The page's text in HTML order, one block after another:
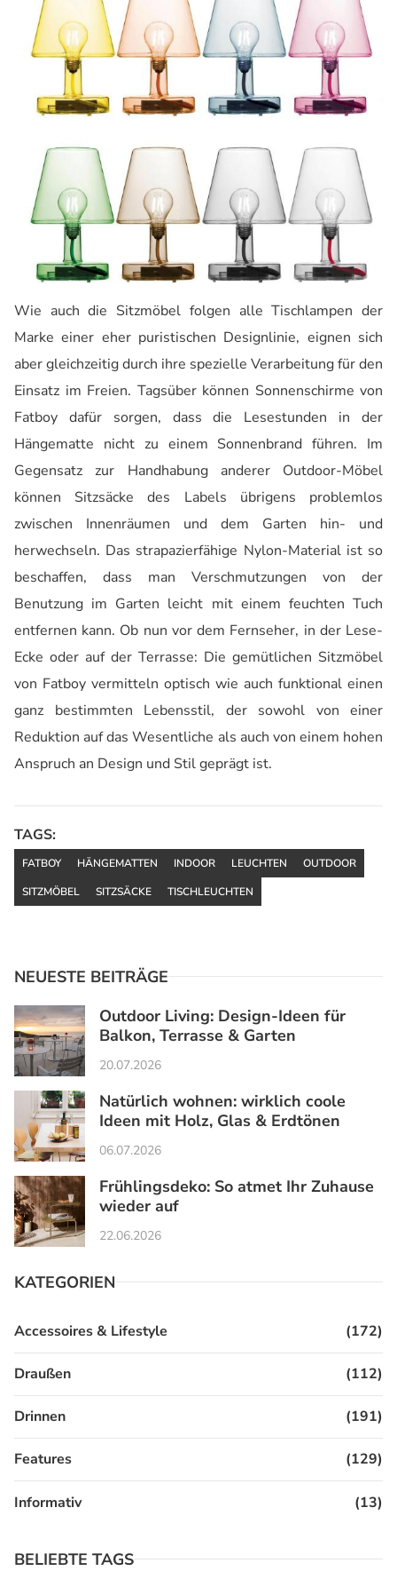
Wie auch die Sitzmöbel folgen alle Tischlampen der
Marke einer eher puristischen Designlinie, eignen sich
aber gleichzeitig durch ihre spezielle Verarbeitung für den
Einsatz im Freien. Tagsüber können Sonnenschirme von
Fatboy dafür sorgen, dass die Lesestunden in der
Hängematte nicht zu einem Sonnenbrand führen. Im
Gegensatz zur Handhabung anderer Outdoor-Möbel
können Sitzsäcke des Labels übrigens problemlos
zwischen Innenräumen und dem Garten hin- und
herwechseln. Das strapazierfähige Nylon-Material ist so
beschaffen, dass man Verschmutzungen von der
Benutzung im Garten leicht mit einem feuchten Tuch
entfernen kann. Ob nun vor dem Fernseher, in der Lese-
Ecke oder auf der Terrasse: Die gemütlichen Sitzmöbel
von Fatboy vermitteln optisch wie auch funktional einen
ganz bestimmten Lebensstil, der sowohl von einer
Reduktion auf das Wesentliche als auch von einem hohen
Anspruch an Design und Stil geprägt ist.
TAGS:
FATBOY HÄNGEMATTEN INDOOR LEUCHTEN
OUTDOOR
SITZMÖBEL
SITZSÄCKE TISCHLEUCHTEN
NEUESTE BEITRÄGE
Outdoor Living: Design-Ideen für
Balkon, Terrasse & Garten
20.07.2026
Natürlich wohnen: wirklich coole
Ideen mit Holz, Glas & Erdtönen
06.07.2026
Frühlingsdeko: So atmet Ihr Zuhause
wieder auf
22.06.2026
KATEGORIEN
Accessoires & Lifestyle (172)
Draußen (112)
Drinnen (191)
Features (129)
Informativ (13)
BELIEBTE TAGS